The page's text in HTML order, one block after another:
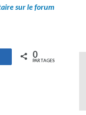
sur le forum
0
PARTAGES